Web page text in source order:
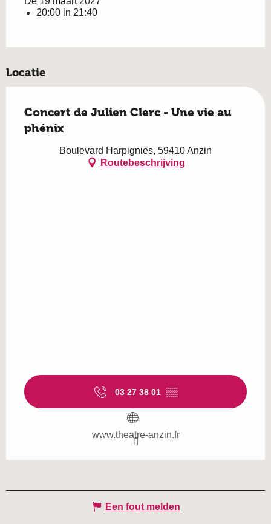
20:00 in 21:40
Locatie
Concert de Julien Clerc - Une vie au
phénix
Boulevard Harpignies, 59410 Anzin
Routebeschrijving
03 27 38 01 ▒▒
www.theatre-anzin.fr
Een fout melden